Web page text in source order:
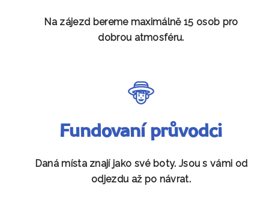
Na zájezd bereme maximálně 15 osob pro
dobrou atmosféru.
Fundovaní průvodci
Daná místa znají jako své boty. Jsou s vámi od
odjezdu až po návrat.